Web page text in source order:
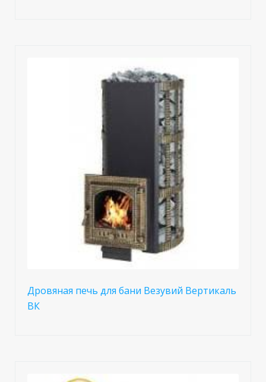
Дровяная печь для бани Везувий Вертикаль
ВК